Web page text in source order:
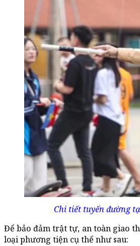
Chi tiết tuyến đường
Để bảo đảm trật tự, an toàn giao
loại phương tiện cụ thể như sau: